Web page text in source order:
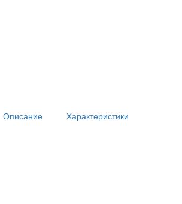
Описание Характеристики